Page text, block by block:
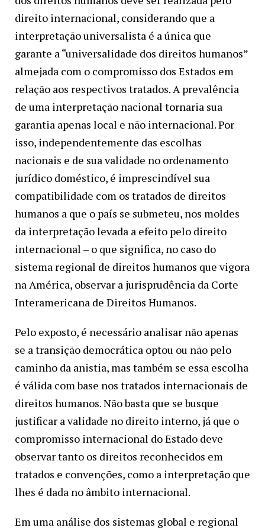
direito internacional, considerando que a
interpretação universalista é a única que
garante a “universalidade dos direitos humanos”
almejada com o compromisso dos Estados em
relação aos respectivos tratados. A prevalência
de uma interpretação nacional tornaria sua
garantia apenas local e não internacional. Por
isso, independentemente das escolhas
nacionais e de sua validade no ordenamento
jurídico doméstico, é imprescindível sua
compatibilidade com os tratados de direitos
humanos a que o país se submeteu, nos moldes
da interpretação levada a efeito pelo direito
internacional – o que significa, no caso do
sistema regional de direitos humanos que vigora
na América, observar a jurisprudência da Corte
Interamericana de Direitos Humanos.
Pelo exposto, é necessário analisar não apenas
se a transição democrática optou ou não pelo
caminho da anistia, mas também se essa escolha
é válida com base nos tratados internacionais de
direitos humanos. Não basta que se busque
justificar a validade no direito interno, já que o
compromisso internacional do Estado deve
observar tanto os direitos reconhecidos em
tratados e convenções, como a interpretação que
lhes é dada no âmbito internacional.
Em uma análise dos sistemas global e regional